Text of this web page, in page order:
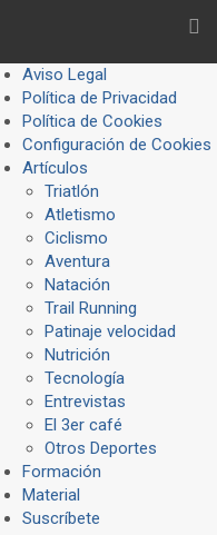
Aviso Legal
Política de Privacidad
Política de Cookies
Configuración de Cookies
Artículos
Triatlón
Atletismo
Ciclismo
Aventura
Natación
Trail Running
Patinaje velocidad
Nutrición
Tecnología
Entrevistas
El 3er café
Otros Deportes
Formación
Material
Suscríbete